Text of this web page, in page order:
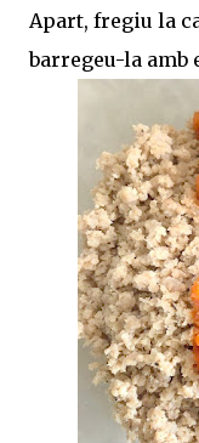
Apart, fregiu la
barregeu-la amb